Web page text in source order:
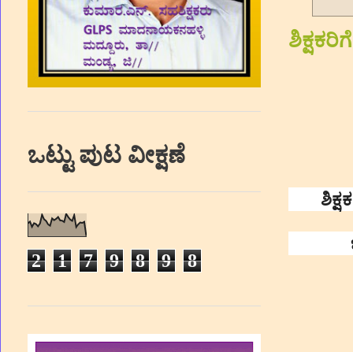
ಒಟ್ಟು ಪುಟ ವೀಕ್ಷಣೆ
2 1 7 9 8 9 8